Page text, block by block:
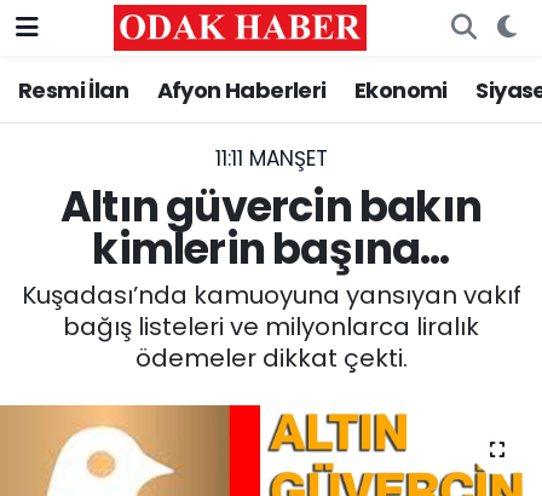
Resmi İlan Afyon Haberleri Ekonomi
11:11 MANŞET
Altın güvercin bakın
kimlerin başına…
Kuşadası’nda kamuoyuna yansıyan vakıf
bağış listeleri ve milyonlarca liralık
ödemeler dikkat çekti.
AFYONKARAHİSAR HABERLERİ
ASAYİŞ
SİYASET
EĞİTİM
MAGAZİN
Nöbetçi Eczaneler
Hava Durumu
Trafik Durumu
Süper Lig Puan Durumu ve Fikstür
Tüm Manşetler
Son Dakika Haberleri
Haber Arşivi